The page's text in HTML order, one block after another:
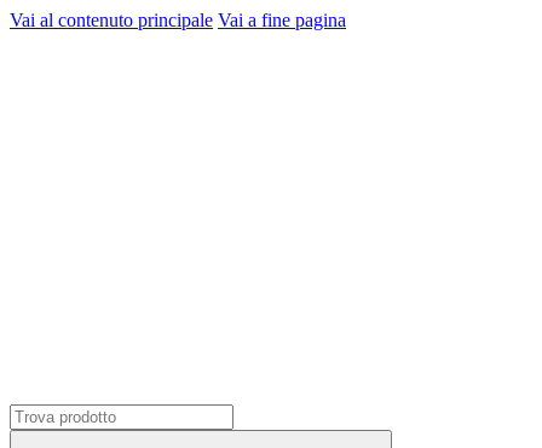
Vai al contenuto principale Vai a fine pagina